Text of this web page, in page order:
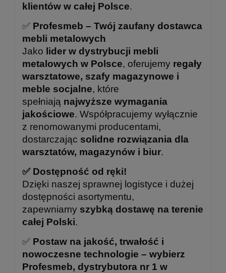
klientów w całej Polsce.
✅ Profesmeb – Twój zaufany dostawca
mebli metalowych
Jako lider w dystrybucji mebli
metalowych w Polsce, oferujemy regały
warsztatowe, szafy magazynowe i
meble socjalne, które
spełniają najwyższe wymagania
jakościowe. Współpracujemy wyłącznie
z renomowanymi producentami,
dostarczając solidne rozwiązania dla
warsztatów, magazynów i biur.
✅ Dostępność od ręki!
Dzięki naszej sprawnej logistyce i dużej
dostępności asortymentu,
zapewniamy szybką dostawę na terenie
całej Polski.
✅ Postaw na jakość, trwałość i
nowoczesne technologie – wybierz
Profesmeb, dystrybutora nr 1 w